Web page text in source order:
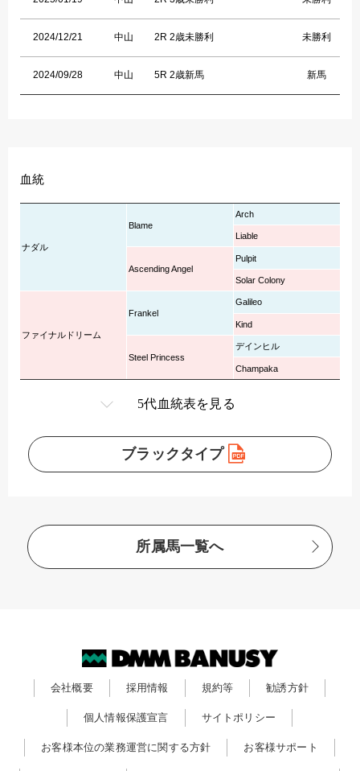
2024/12/21 中山 2R 2歳未勝利 未勝利
2024/09/28 中山 5R 2歳新馬 新馬
血統
ナダル
ファイナルドリーム
Blame
Ascending Angel
Frankel
Steel Princess
Arch
Liable
Pulpit
Solar Colony
Galileo
Kind
デインヒル
Champaka
5代血統表を見る
ブラックタイプ
所属馬一覧へ
会社概要 採用情報 規約等 勧誘方針
個人情報保護宣言 サイトポリシー
お客様本位の業務運営に関する方針 お客様サポート